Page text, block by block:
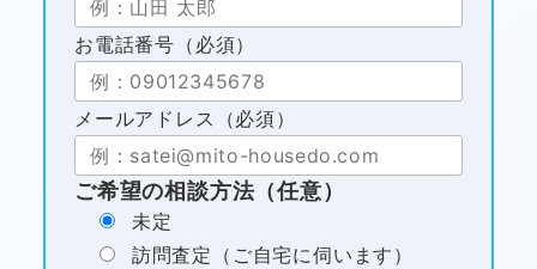
お電話番号（必須）
メールアドレス（必須）
ご希望の相談方法（任意）
未定
訪問査定（ご自宅に伺います）